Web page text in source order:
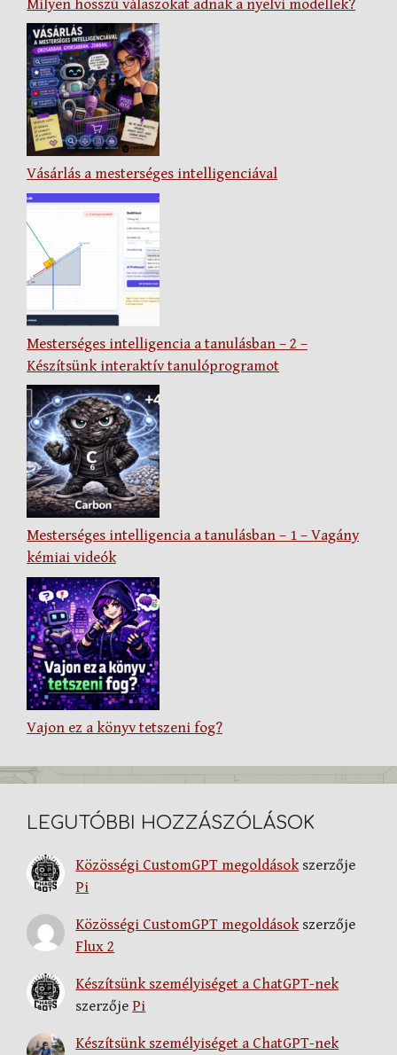
Milyen hosszú válaszokat adnak a nyelvi modellek?
Vásárlás a mesterséges intelligenciával
Mesterséges intelligencia a tanulásban – 2 –
Készítsünk interaktív tanulóprogramot
Mesterséges intelligencia a tanulásban – 1 – Vagány
kémiai videók
Vajon ez a könyv tetszeni fog?
LEGUTÓBBI HOZZÁSZÓLÁSOK
Közösségi CustomGPT megoldásokszerzője
Pi
Közösségi CustomGPT megoldásokszerzője
Flux 2
Készítsünk személyiséget a ChatGPT-nek
szerzője Pi
Készítsünk személyiséget a ChatGPT-nek